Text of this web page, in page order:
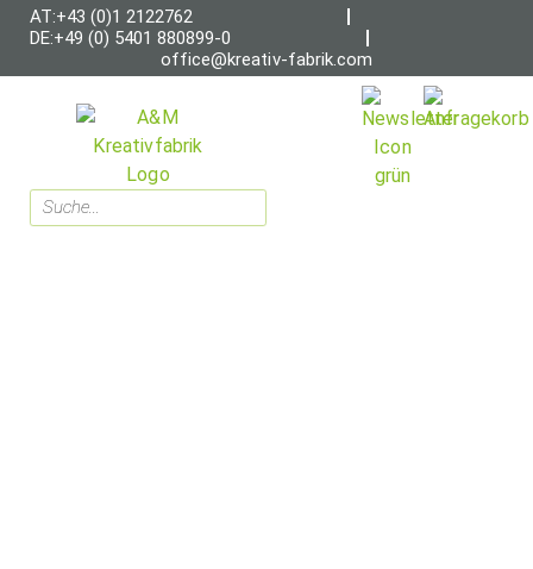
AT:+43 (0)1 2122762
DE:+49 (0) 5401 880899-0
office@kreativ-fabrik.com